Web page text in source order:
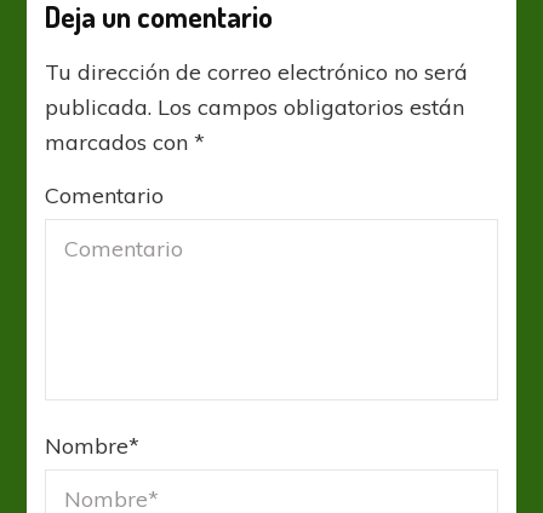
Deja un comentario
Tu dirección de correo electrónico no será
publicada. Los campos obligatorios están
marcados con*
Comentario
Nombre*